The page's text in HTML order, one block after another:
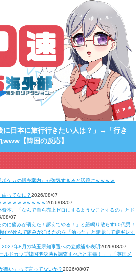
に日本に旅行行きたい人は？」→「行き
【韓国の反応】
ポケカの販売案内』が強気すぎると話題にｗｗｗｗ
由ってなに？2026/08/07
ｗｗｗｗｗｗｗｗｗ2026/08/07
本、「なんで自ら売上ゼロにするようなことするの」とド
08/07
に痛みが消えた！訴えてやる！」と怒鳴り散らす60代男！
が死んで痛みが消えたのを「治った」と錯覚して逆ギレす
年8月の埼玉県知事選への立候補を表明2026/08/07
ルドカップ韓国準決勝も調査すべきと主張！」→「英国メ
悪い」って言ってないか？2026/08/07